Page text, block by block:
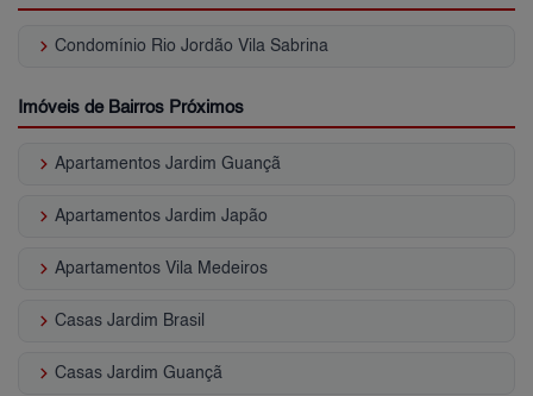
keyboard_arrow_right Condomínio Rio Jordão Vila Sabrina
Imóveis de Bairros Próximos
keyboard_arrow_right Apartamentos Jardim Guançã
keyboard_arrow_right Apartamentos Jardim Japão
keyboard_arrow_right Apartamentos Vila Medeiros
keyboard_arrow_right Casas Jardim Brasil
keyboard_arrow_right Casas Jardim Guançã